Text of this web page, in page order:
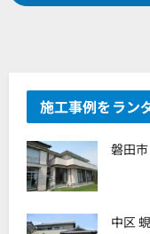
施工事例をラン
磐田
中区